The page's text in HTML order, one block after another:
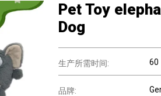
Pet Toy
Dog
生产所需时间: 60
品牌: